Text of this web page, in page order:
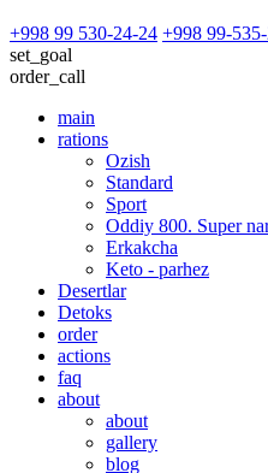
+998 99 530-24-24 +998 99-
set_goal
order_call
main
rations
Ozish
Standard
Sport
Oddiy 800. Super
Erkakcha
Keto - parhez
Desertlar
Detoks
order
actions
faq
about
about
gallery
blog